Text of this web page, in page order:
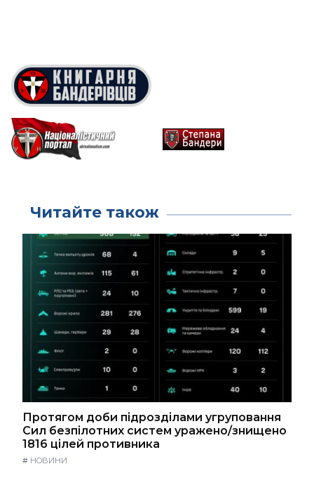
Читайте також
Протягом доби підрозділами угруповання
Сил безпілотних систем уражено/знищено
1816 цілей противника
# НОВИНИ